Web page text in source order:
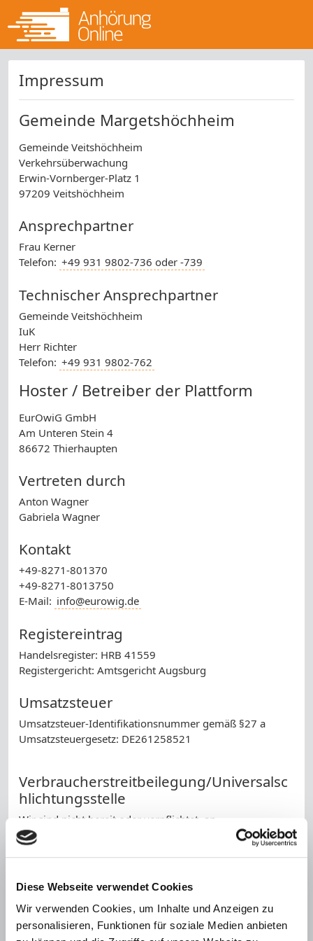
Diese Webseite verwendet Cookies
Wir verwenden Cookies, um Inhalte und Anzeigen zu
personalisieren, Funktionen für soziale Medien anbieten
Impressum
Gemeinde Margetshöchheim
Gemeinde Veitshöchheim
Verkehrsüberwachung
Erwin-Vornberger-Platz 1
97209 Veitshöchheim
Ansprechpartner
Frau Kerner
Telefon: +49 931 9802-736 oder -739
Technischer Ansprechpartner
Gemeinde Veitshöchheim
IuK
Herr Richter
Telefon: +49 931 9802-762
Hoster / Betreiber der Plattform
EurOwiG GmbH
Am Unteren Stein 4
86672 Thierhaupten
Vertreten durch
Anton Wagner
Gabriela Wagner
Kontakt
+49-8271-801370
+49-8271-8013750
E-Mail: info@eurowig.de
Registereintrag
Handelsregister: HRB 41559
Registergericht: Amtsgericht Augsburg
Umsatzsteuer
Umsatzsteuer-Identifikationsnummer gemäß §27 a
Umsatzsteuergesetz: DE261258521
Verbraucherstreitbeilegung/Universalsc
hlichtungsstelle
Wir sind nicht bereit oder verpflichtet, an
Streitbeilegungsverfahren vor einer
Verbraucherschlichtungsstelle teilzunehmen.
eigene Inhalte auf diesen Seiten nach den allgemeinen
Gesetzen verantwortlich. Nach §§ 8 bis 10 TMG sind wir